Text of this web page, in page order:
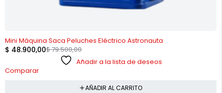
-38%
Mini Máquina Saca Peluches Eléctrico Astronauta
$79.500,00
$ 48.900,00
Añadir a la lista de deseos
Comparar
AÑADIR AL CARRITO